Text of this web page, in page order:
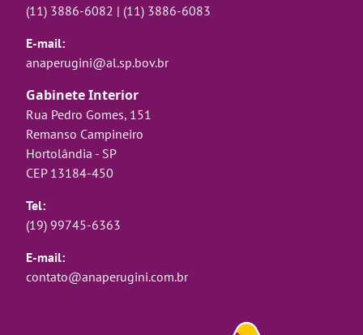
(11) 3886-6082 | (11) 3886-6083
E-mail:
anaperugini@al.sp.bov.br
Gabinete Interior
Rua Pedro Gomes, 151
Remanso Campineiro
Hortolândia - SP
CEP 13184-450
Tel:
(19) 99745-6363
E-mail:
contato@anaperugini.com.br